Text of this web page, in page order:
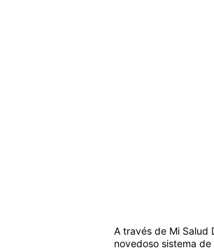
A través de Mi Salud
novedoso sistema